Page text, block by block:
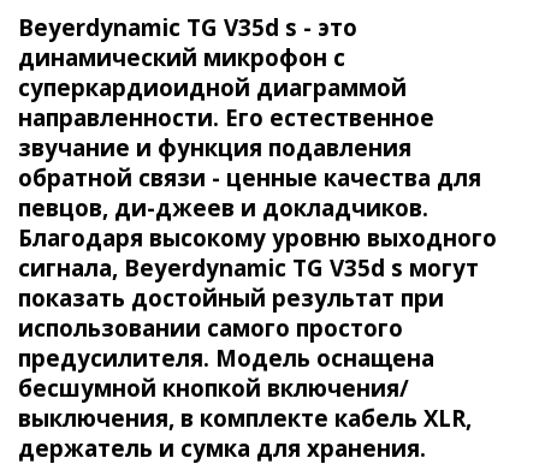
the
images
gallery
Beyerdynamic TG V35d s - это
динамический микрофон с
суперкардиоидной диаграммой
направленности. Его естественное
звучание и функция подавления
обратной связи - ценные качества для
певцов, ди-джеев и докладчиков.
Благодаря высокому уровню выходного
сигнала, Beyerdynamic TG V35d s могут
показать достойный результат при
использовании самого простого
предусилителя. Модель оснащена
бесшумной кнопкой включения/
выключения, в комплекте кабель XLR,
держатель и сумка для хранения.